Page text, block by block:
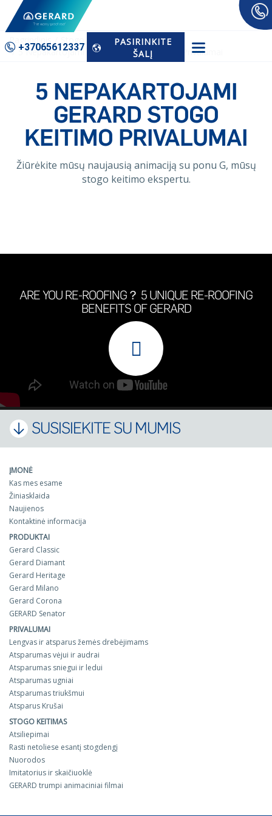
+37065­612337
PASIRINKITE
ŠALĮ
Pagrindinis
Stogo Keitimas
5 Nepakartojami GERARD Stogo Keitimo Privalumai
5 NEPAKARTOJAMI
GERARD STOGO
KEITIMO PRIVALUMAI
Žiūrėkite mūsų naujausią animaciją su ponu G, mūsų
stogo keitimo ekspertu.
ARE YOU RE-ROOFING？ 5 UNIQUE RE-ROOFING
BENEFITS OF GERARD
SUSISIEKITE SU MUMIS
ĮMONĖ
Kas mes esame
Žiniasklaida
Naujienos
Kontaktinė informacija
PRODUKTAI
Gerard Classic
Gerard Diamant
Gerard Heritage
Gerard Milano
Gerard Corona
GERARD Senator
PRIVALUMAI
Lengvas ir atsparus žemės drebėjimams
Atsparumas vėjui ir audrai
Atsparumas sniegui ir ledui
Atsparumas ugniai
Atsparumas triukšmui
Atsparus Krušai
STOGO KEITIMAS
Atsiliepimai
Rasti netoliese esantį stogdengį
Nuorodos
Imitatorius ir skaičiuoklė
GERARD trumpi animaciniai filmai